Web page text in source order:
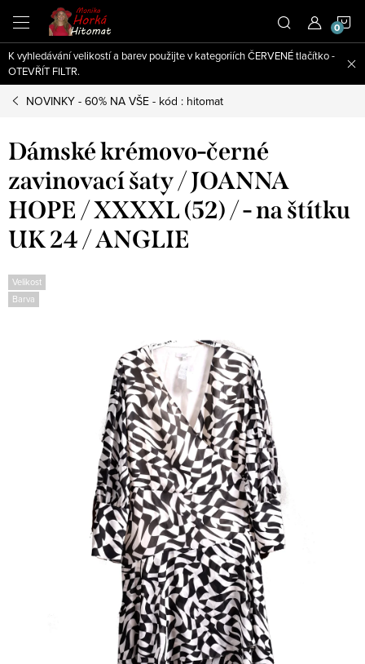
obsah
K vyhledávání velikostí a barev použijte v kategoriích ČERVENÉ tlačítko -
OTEVŘÍT FILTR.
NOVINKY - 60% NA VŠE - kód : hitomat
Dámské krémovo-černé
zavinovací šaty / JOANNA
HOPE / XXXXL (52) / - na štítku
UK 24 / ANGLIE
Velikost
Barva